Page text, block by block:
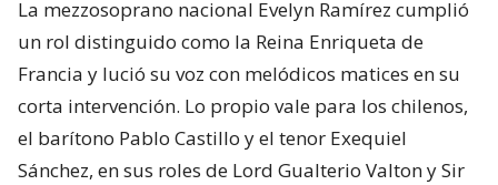
La mezzosoprano nacional Evelyn Ramírez cumplió
un rol distinguido como la Reina Enriqueta de
Francia y lució su voz con melódicos matices en su
corta intervención. Lo propio vale para los chilenos,
el barítono Pablo Castillo y el tenor Exequiel
Sánchez, en sus roles de Lord Gualterio Valton y Sir